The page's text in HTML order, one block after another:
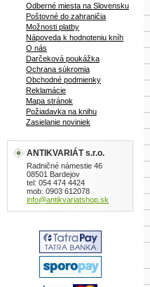
Odberné miesta na Slovensku
Poštovné do zahraničia
Možnosti platby
Nápoveda k hodnoteniu kníh
O nás
Darčeková poukážka
Ochrana súkromia
Obchodné podmienky
Reklamácie
Mapa stránok
Požiadavka na knihu
Zasielanie noviniek
ANTIKVARIÁT s.r.o.
Radničné námestie 46
08501 Bardejov
tel: 054 474 4424
mob: 0903 612078
info@antikvariatshop.sk